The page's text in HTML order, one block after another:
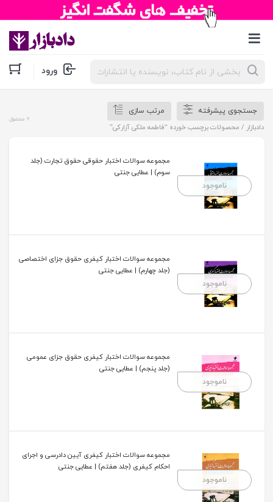
جستجوی
محصولات ورود
جستجوی پیشرفته
مرتب سازی
دادبازار / محصولات برچسب خورده “فاطمه ملکی آزارکی”
6 محصول
ناموجود
مجموعه سوالات اختبار حقوقی حقوق تجارت (جلد
سوم) | عطایی جنتی
ناموجود
مجموعه سوالات اختبار کیفری حقوق جزای اختصاصی
(جلد چهارم) | عطایی جنتی
ناموجود
مجموعه سوالات اختبار کیفری حقوق جزای عمومی
(جلد پنجم) | عطایی جنتی
ناموجود
مجموعه سوالات اختبار کیفری آیین دادرسی و اجرای
احکام کیفری (جلد هفتم) | عطایی جنتی